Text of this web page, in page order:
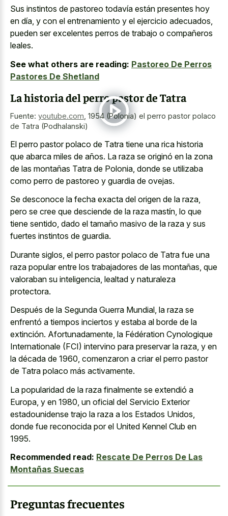
Sus instintos de pastoreo todavía están presentes hoy
en día, y con el entrenamiento y el ejercicio adecuados,
pueden ser excelentes perros de trabajo o compañeros
leales.
See what others are reading: Pastoreo De Perros
Pastores De Shetland
La historia del perro pastor de Tatra
Fuente: youtube.com 1954 (Polonia) el perro pastor polaco
de Tatra (Podhalanski)
El perro pastor polaco de Tatra tiene una rica historia
que abarca miles de años. La raza se originó en la zona
de las montañas Tatra de Polonia, donde se utilizaba
como perro de pastoreo y guardia de ovejas.
Se desconoce la fecha exacta del origen de la raza,
pero se cree que desciende de la raza mastín, lo que
tiene sentido, dado el tamaño masivo de la raza y sus
fuertes instintos de guardia.
Durante siglos, el perro pastor polaco de Tatra fue una
raza popular entre los trabajadores de las montañas, que
valoraban su inteligencia, lealtad y naturaleza
protectora.
Después de la Segunda Guerra Mundial, la raza se
enfrentó a tiempos inciertos y estaba al borde de la
extinción. Afortunadamente, la Fédération Cynologique
Internationale (FCI) intervino para preservar la raza, y en
la década de 1960, comenzaron a criar el perro pastor
de Tatra polaco más activamente.
La popularidad de la raza finalmente se extendió a
Europa, y en 1980, un oficial del Servicio Exterior
estadounidense trajo la raza a los Estados Unidos,
donde fue reconocida por el United Kennel Club en
1995.
Recommended read: Rescate De Perros De Las
Montañas Suecas
Preguntas frecuentes